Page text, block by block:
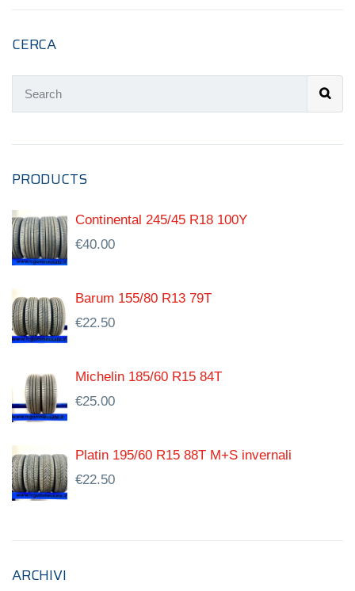
CERCA
PRODUCTS
Continental 245/45 R18 100Y
€40.00
Barum 155/80 R13 79T
€22.50
Michelin 185/60 R15 84T
€25.00
Platin 195/60 R15 88T M+S invernali
€22.50
ARCHIVI